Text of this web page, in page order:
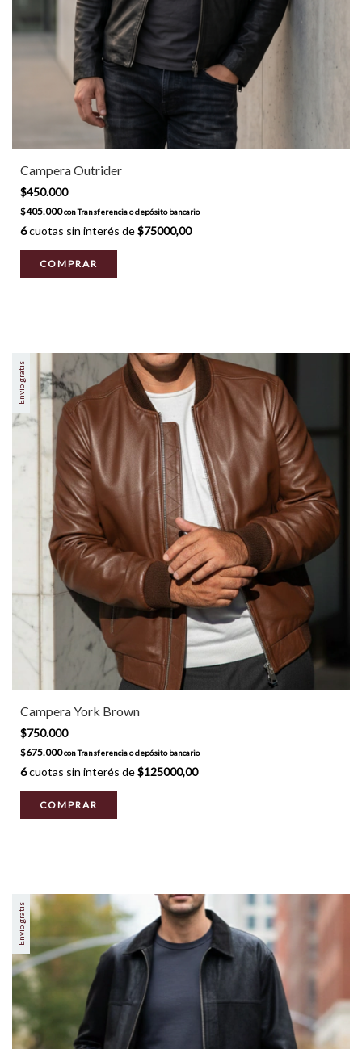
Campera Outrider
$450.000
$405.000conTransferencia o depósito bancario
6cuotas sin interés de$75000,00
COMPRAR
Envío gratis
Campera York Brown
$750.000
$675.000conTransferencia o depósito bancario
6cuotas sin interés de$125000,00
COMPRAR
Envío gratis